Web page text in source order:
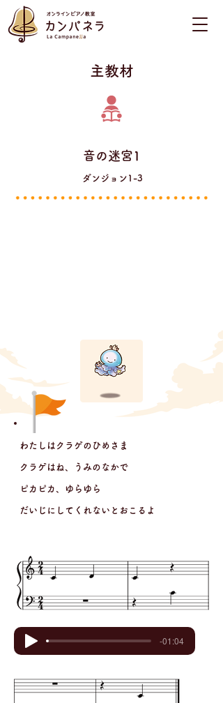
​主教材
音の迷宮1
ダンジョン1-3
わたしはクラゲのひめさま
クラゲはね、うみのなかで
ピカピカ、ゆらゆら
だいじにしてくれないとおこるよ
-01:04